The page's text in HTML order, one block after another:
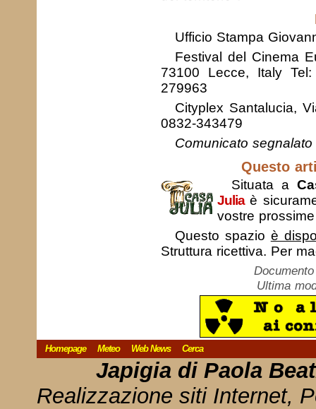
Ufficio Stampa
Festival del Cinema
73100 Lecce, Italy
279963
Cityplex Santalucia,
0832-343479
Comunicato
Questo
Situata a
Juliaè
vostre
Questo spazio è
Struttura ricettiva. Per
Ultima
Homepage Meteo Web News Cerca
Japigia di Paola
Realizzazione siti Internet,